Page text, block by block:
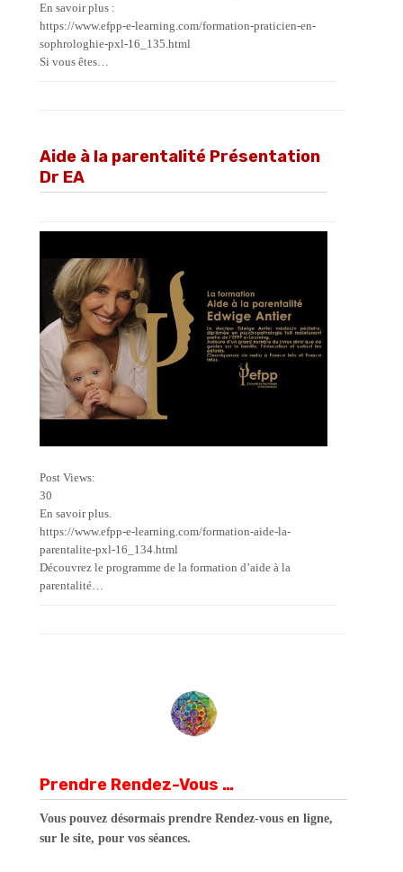
En savoir plus :
https://www.efpp-e-learning.com/formation-praticien-en-
sophrologhie-pxl-16_135.html
Si vous êtes…
Aide à la parentalité Présentation
Dr EA
Post Views:
30
En savoir plus.
https://www.efpp-e-learning.com/formation-aide-la-
parentalite-pxl-16_134.html
Découvrez le programme de la formation d’aide à la
parentalité…
Prendre Rendez-Vous …
Vous pouvez désormais prendre Rendez-vous en ligne,
sur le site, pour vos séances.